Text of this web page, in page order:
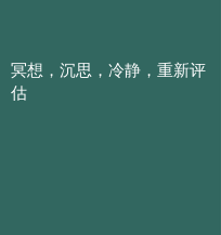
冥想，沉思，冷静，重新评
估